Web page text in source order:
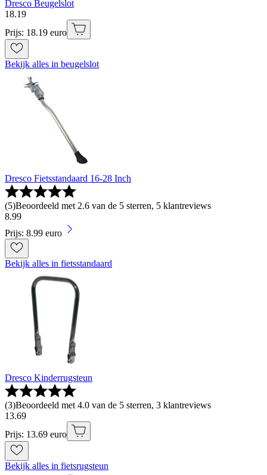
Dresco Beugelslot
18.19
Prijs: 18.19 euro
Bekijk alles in beugelslot
Dresco Fietsstandaard 16-28 Inch
(5)Beoordeeld met 2.6 van de 5 sterren, 5 klantreviews
8.99
Prijs: 8.99 euro
Bekijk alles in fietsstandaard
Dresco Kinderrugsteun
(3)Beoordeeld met 4.0 van de 5 sterren, 3 klantreviews
13.69
Prijs: 13.69 euro
Bekijk alles in fietsrugsteun